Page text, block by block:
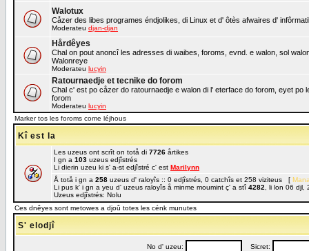
Walotux
Cåzer des libes programes éndjolikes, di Linux et d' ôtès afwaires d'
Moderateu djan-djan
Hårdêyes
Chal on pout anoncî les adresses di waibes, foroms, evnd. e walon, sol
Walonreye
Moderateu lucyin
Ratournaedje et tecnike do forom
Chal c' est po cåzer do ratournaedje e walon di l' eterface do forom, eyet
forom
Moderateu lucyin
Marker tos les foroms come léjhous
Kî est la
Les uzeus ont scrît on totå di 7726 årtikes
I gn a 103 uzeus edjîstrés
Li dierin uzeu ki s' a-st edjîstré c' est Marilynn
Å totå i gn a 258 uzeus d' raloyîs :: 0 edjîstrés, 0 catchîs et 258 viziteus [
Li pus k' i gn a yeu d' uzeus raloyîs å minme moumint ç' a stî 4282 , li lon 06
Uzeus edjîstrés: Nolu
Ces dnêyes sont metowes a djoû totes les cénk munutes
S' elodjî
No d' uzeu: Sicret: